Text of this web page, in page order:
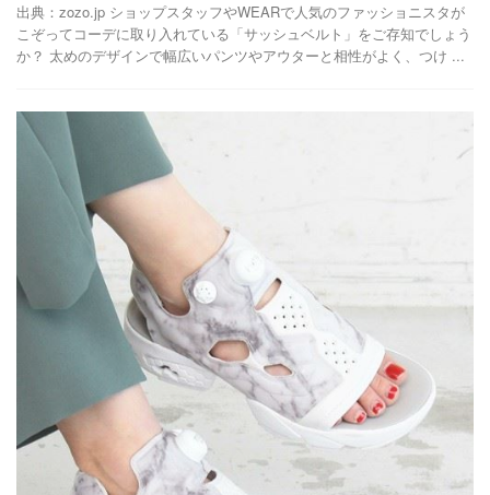
出典：zozo.jp ショップスタッフやWEARで人気のファッショニスタが
こぞってコーデに取り入れている「サッシュベルト」をご存知でしょう
か？ 太めのデザインで幅広いパンツやアウターと相性がよく、つけ ...